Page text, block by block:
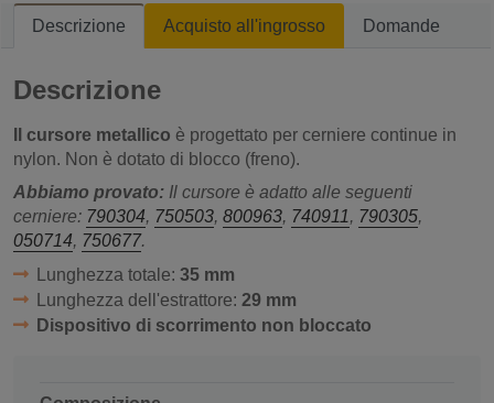
Descrizione Acquisto all'ingrosso Domande
Descrizione
Il cursore metallico è progettato per cerniere continue in
nylon. Non è dotato di blocco (freno).
Abbiamo provato: Il cursore è adatto alle seguenti
cerniere: 790304, 750503, 800963, 740911, 790305,
050714, 750677.
Lunghezza totale: 35 mm
Lunghezza dell'estrattore: 29 mm
Dispositivo di scorrimento non bloccato